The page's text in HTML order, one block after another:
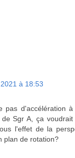
à 18:53
pas d'accélération
Sgr A, ça
l'effet de la
plan de rotation?